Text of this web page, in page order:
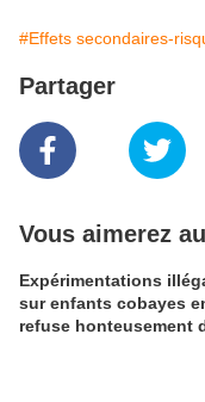
#Effets secondaires-
Partager
Vous aimerez
Expérimentations
sur enfants cobayes
refuse honteusement